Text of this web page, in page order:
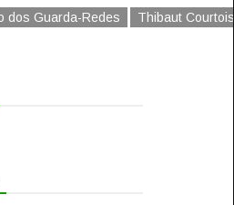
dos Guarda-Redes Thibaut Courtois